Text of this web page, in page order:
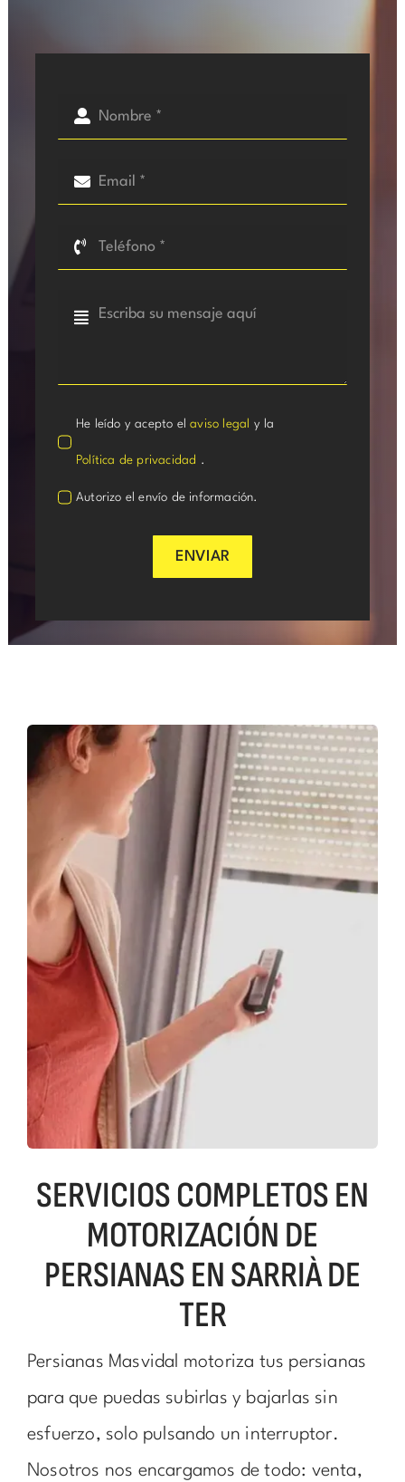
He leído y acepto elaviso legal y la
Política de privacidad .
Autorizo el envío de información.
ENVIAR
SERVICIOS COMPLETOS EN
MOTORIZACIÓN DE
PERSIANAS EN SARRIÀ DE
TER
Persianas Masvidal motoriza tus persianas
para que puedas subirlas y bajarlas sin
esfuerzo, solo pulsando un interruptor.
Nosotros nos encargamos de todo: venta,